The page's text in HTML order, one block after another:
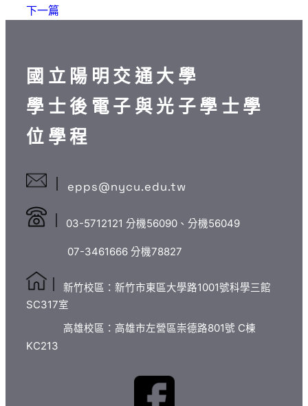
下一篇
國立陽明交通大學
學士後電子與光子學士學
位學程
epps@nycu.edu.tw
03-5712121 分機56090、分機56049
07-3461666 分機78827
新竹校區：新竹市東區大學路1001號科學三館
SC317室
高雄校區：高雄市左營區崇德路801號 C棟
KC213